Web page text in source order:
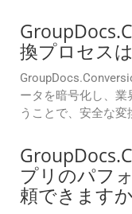
換プロセス
ータを暗号化し、
うことで、安全な変
プリのパフ
頼できます